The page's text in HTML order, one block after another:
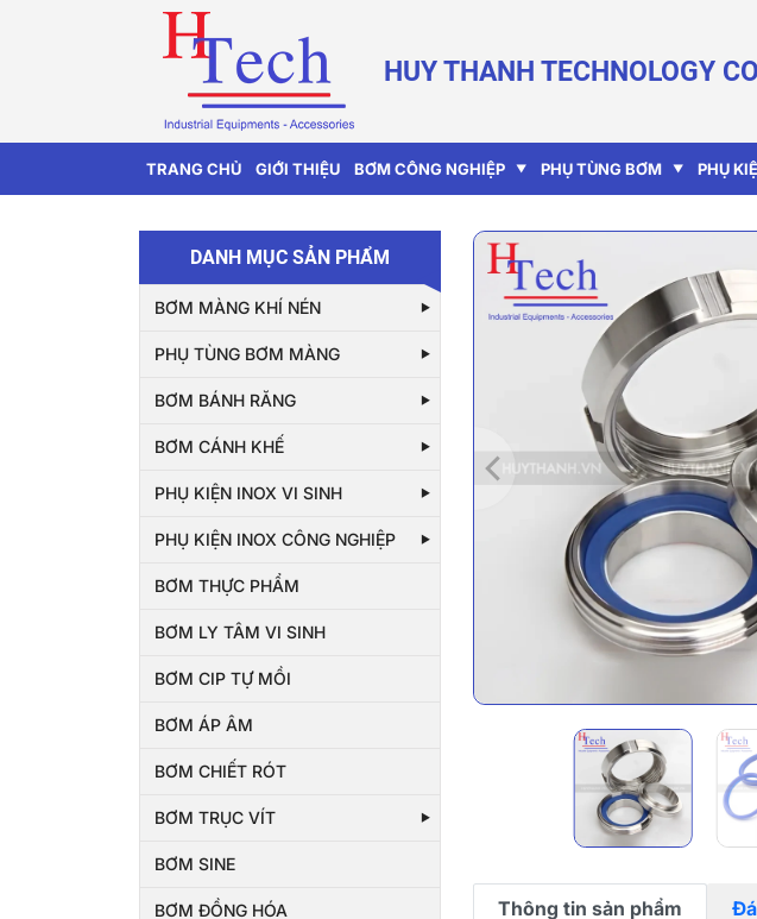
HUY THANH TECHNOLOGY
TRANG CHỦ GIỚI THIỆU BƠM CÔNG NGHIỆP PHỤ TÙNG BƠM PHỤ
DANH MỤC SẢN PHẨM
BƠM MÀNG KHÍ NÉN
PHỤ TÙNG BƠM MÀNG
BƠM BÁNH RĂNG
BƠM CÁNH KHẾ
PHỤ KIỆN INOX VI SINH
PHỤ KIỆN INOX CÔNG NGHIỆP
BƠM THỰC PHẨM
BƠM LY TÂM VI SINH
BƠM CIP TỰ MỒI
BƠM ÁP ÂM
BƠM CHIẾT RÓT
BƠM TRỤC VÍT
BƠM SINE
BƠM ĐỒNG HÓA Thông tin sản phẩm